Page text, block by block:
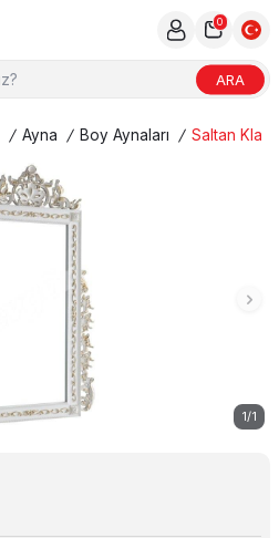
ARA
0
/ Ayna / Boy Aynaları / Saltan
1/1